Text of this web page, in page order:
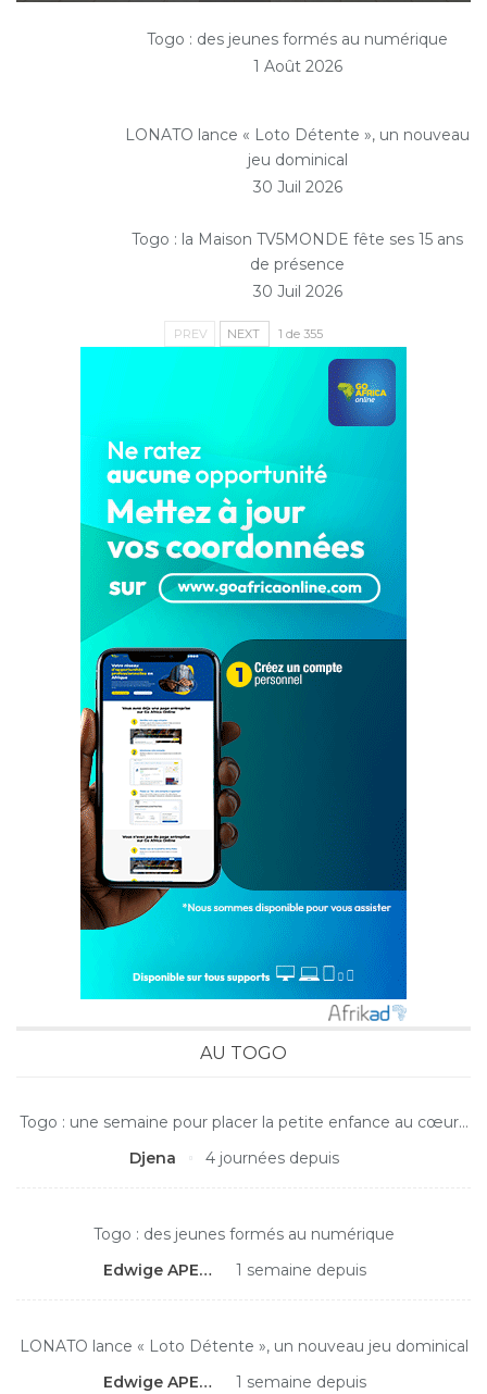
Togo : des jeunes formés au numérique
1 Août 2026
LONATO lance « Loto Détente », un nouveau
jeu dominical
30 Juil 2026
Togo : la Maison TV5MONDE fête ses 15 ans
de présence
30 Juil 2026
PREV NEXT 1 de 355
AU TOGO
Togo : une semaine pour placer la petite enfance au cœur…
Djena
4 journées depuis
Togo : des jeunes formés au numérique
Edwige APEDO
1 semaine depuis
LONATO lance « Loto Détente », un nouveau jeu dominical
Edwige APEDO
1 semaine depuis